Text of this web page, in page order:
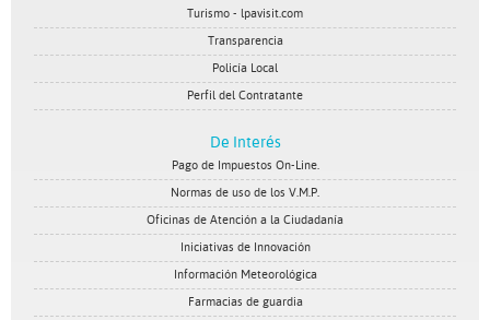
Turismo - lpavisit.com
Transparencia
Policía Local
Perfil del Contratante
De Interés
Pago de Impuestos On-Line.
Normas de uso de los V.M.P.
Oficinas de Atención a la Ciudadanía
Iniciativas de Innovación
Información Meteorológica
Farmacias de guardia